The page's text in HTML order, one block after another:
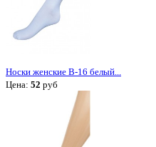
Носки женские В-16 белый...
Цена: 52 руб